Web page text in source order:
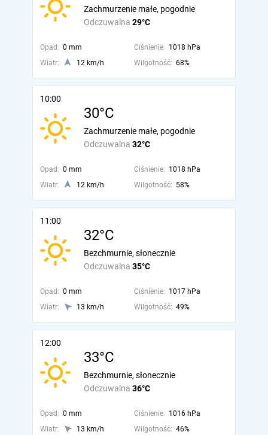
Odczuwalna 29°C
Zachmurzenie małe, pogodnie
Opad: 0 mm Ciśnienie: 1018 hPa
Wiatr:
12 km/h Wilgotność: 68%
10:00
30°C
Odczuwalna 32°C
Zachmurzenie małe, pogodnie
Opad: 0 mm Ciśnienie: 1018 hPa
Wiatr:
12 km/h Wilgotność: 58%
11:00
32°C
Odczuwalna 35°C
Bezchmurnie, słonecznie
Opad: 0 mm Ciśnienie: 1017 hPa
Wiatr:
13 km/h Wilgotność: 49%
12:00
33°C
Odczuwalna 36°C
Bezchmurnie, słonecznie
Opad: 0 mm Ciśnienie: 1016 hPa
Wiatr:
13 km/h Wilgotność: 46%